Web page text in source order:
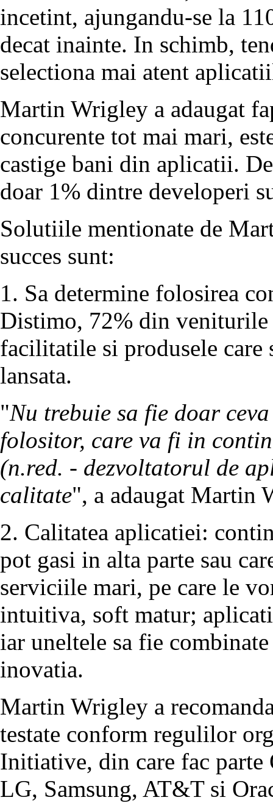
incetint, ajungandu-se la
decat inainte. In schimb,
selectiona mai atent
Martin Wrigley a adaugat
concurente tot mai mari,
castige bani din aplicatii.
doar 1% dintre developeri
Solutiile mentionate de
succes sunt:
1. Sa determine folosirea
Distimo, 72% din
facilitatile si produsele care
lansata.
"Nu trebuie sa fie doar
folositor, care va fi in
(n.red. - dezvoltatorul de
calitate", a adaugat Martin
2. Calitatea aplicatiei:
pot gasi in alta parte sau
serviciile mari, pe care le
intuitiva, soft matur;
iar uneltele sa fie
inovatia.
Martin Wrigley a
testate conform regulilor
Initiative, din care fac
LG, Samsung, AT&T si